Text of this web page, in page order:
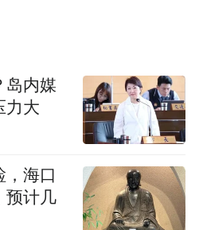
层叠，飞瀑沿岩壁倾泻
习习。
岛内媒
力大
，海口
预计几